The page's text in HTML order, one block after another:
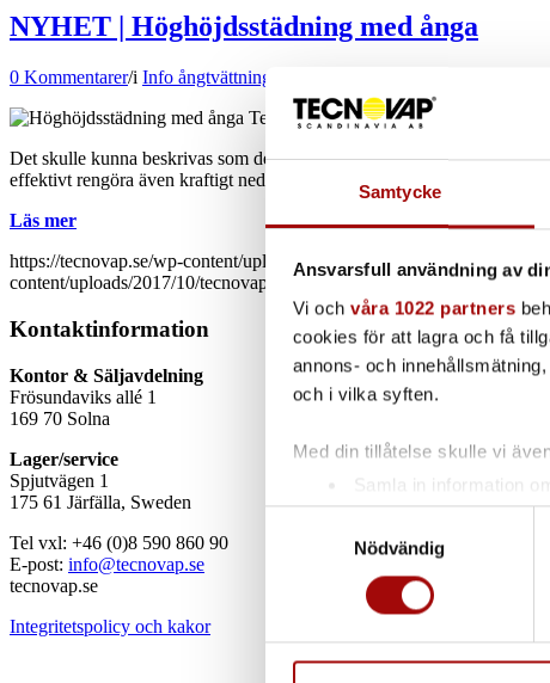
Samtycke
Ansvarsfull användning av
Vi och våra 1022 partners
cookies för att lagra och få
annons- och
och i vilka syften.
Med din tillåtelse skulle vi
Samla in information
Identifiera din enhet
Ta reda på mer om hur dina
eller dra tillbaka ditt
sociala medier och analysera
Nödvändig
NYHET | Höghöjdsstädning med ånga
0 Kommentarer/i Info ångtvättning
Det skulle kunna beskrivas som det bästa från två världar. En
effektivt rengöra även kraftigt nedsmutsade ytor på höga höjder med
Läs mer
https://tecnovap.se/wp-content/uploads/2022/03/Hoghojdsstadning-
content/uploads/2017/10/tecnovap_black_300x138-300x138.png
Kontaktinformation
Kontor & Säljavdelning
Frösundaviks allé 1
169 70 Solna
Lager/service
Spjutvägen 1
175 61 Järfälla, Sweden
Tel vxl: +46 (0)8 590 860 90
E-post: info@tecnovap.se
tecnovap.se
Integritetspolicy och kakor